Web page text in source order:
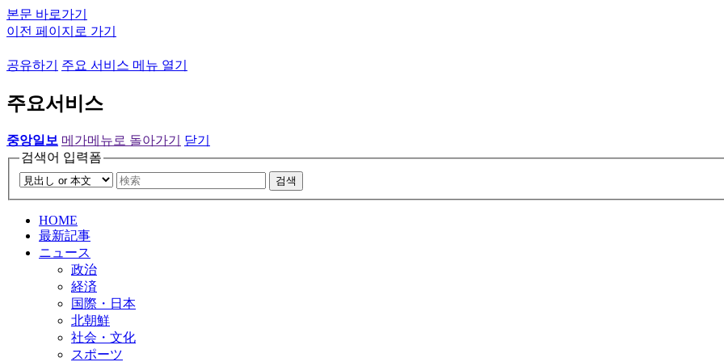
본문 바로가기
이전 페이지로 가기
공유하기 주요 서비스 메뉴 열기
주요서비스
중앙일보 메가메뉴로 돌아가기
닫기
검색어 입력폼
검색
HOME
最新記事
ニュース
政治
経済
国際・日本
北朝鮮
社会・文化
スポーツ